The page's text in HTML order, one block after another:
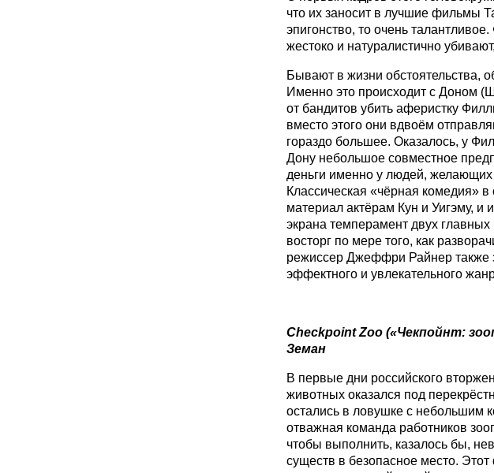
что их заносит в лучшие фильмы
эпигонство, то очень
жестоко и натуралистично
Бывают в жизни обстоятельства,
Именно это происходит с Доном
от бандитов убить аферистку
вместо этого они вдвоём
гораздо большее. Оказалось, у
Дону небольшое совместное
деньги именно у людей, желающих
Классическая «чёрная комедия»
материал актёрам Кун и Уигэму, и
экрана темперамент двух
восторг по мере того, как
режиссер Джеффри Райнер также
эффектного и увлекательного
Checkpoint Zoo («Чекпойнт:
Земан
В первые дни российского
животных оказался под
остались в ловушке с небольшим
отважная команда работников
чтобы выполнить, казалось бы,
существ в безопасное место.